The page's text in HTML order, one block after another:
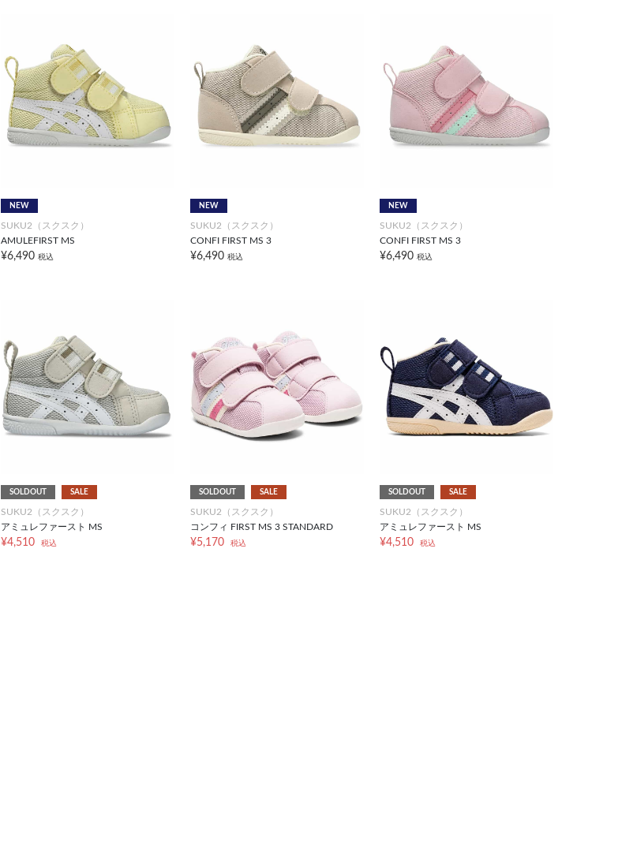
NEW
SUKU2（スクスク）
AMULEFIRST MS
¥6,490 税込
NEW
SUKU2（スクスク）
CONFI FIRST MS 3
¥6,490 税込
NEW
SUKU2（スクスク）
CONFI FIRST MS 3
¥6,490 税込
SOLDOUT SALE
SUKU2（スクスク）
アミュレファースト MS
¥4,510 税込
SOLDOUT SALE
SUKU2（スクスク）
コンフィ FIRST MS 3 STANDARD
¥5,170 税込
SOLDOUT SALE
SUKU2（スクスク）
アミュレファースト MS
¥4,510 税込